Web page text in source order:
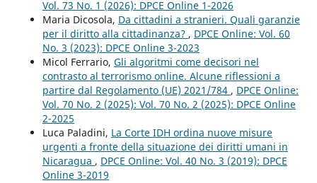
Vol. 73 No. 1 (2026): DPCE Online 1-2026
Maria Dicosola, Da cittadini a stranieri. Quali garanzie
per il diritto alla cittadinanza? , DPCE Online: Vol. 60
No. 3 (2023): DPCE Online 3-2023
Micol Ferrario, Gli algoritmi come decisori nel
contrasto al terrorismo online. Alcune riflessioni a
partire dal Regolamento (UE) 2021/784 , DPCE Online:
Vol. 70 No. 2 (2025): Vol. 70 No. 2 (2025): DPCE Online
2-2025
Luca Paladini, La Corte IDH ordina nuove misure
urgenti a fronte della situazione dei diritti umani in
Nicaragua , DPCE Online: Vol. 40 No. 3 (2019): DPCE
Online 3-2019